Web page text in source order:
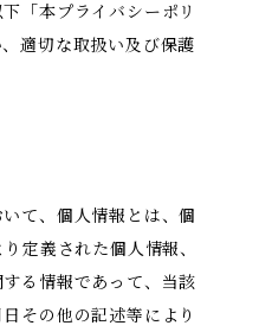
「本プライバシーポリ
適切な取扱い及び保護
て、個人情報とは、個
定義された個人情報、
る情報であって、当該
その他の記述等により